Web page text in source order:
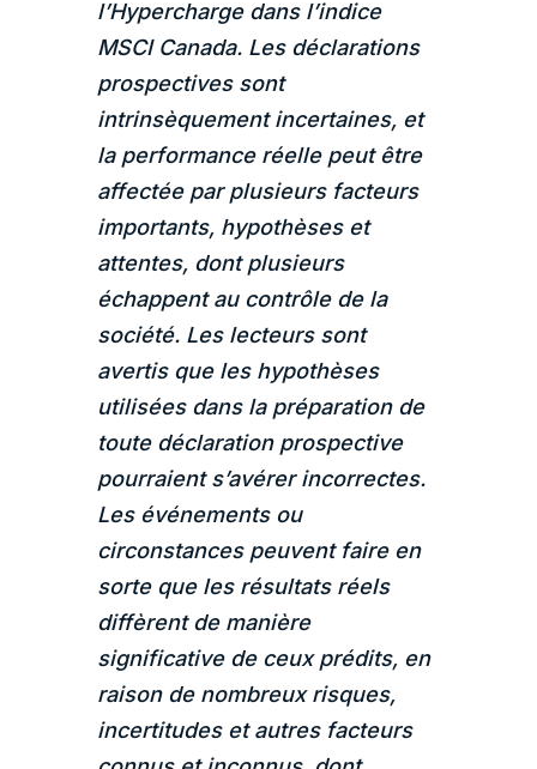
l’Hypercharge dans l’indice
MSCI Canada. Les déclarations
prospectives sont
intrinsèquement incertaines, et
la performance réelle peut être
affectée par plusieurs facteurs
importants, hypothèses et
attentes, dont plusieurs
échappent au contrôle de la
société. Les lecteurs sont
avertis que les hypothèses
utilisées dans la préparation de
toute déclaration prospective
pourraient s’avérer incorrectes.
Les événements ou
circonstances peuvent faire en
sorte que les résultats réels
diffèrent de manière
significative de ceux prédits, en
raison de nombreux risques,
incertitudes et autres facteurs